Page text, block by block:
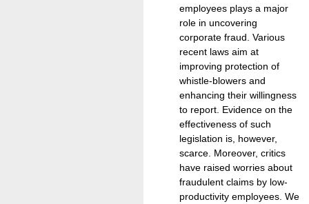
employees plays a major
role in uncovering
corporate fraud. Various
recent laws aim at
improving protection of
whistle-blowers and
enhancing their willingness
to report. Evidence on the
effectiveness of such
legislation is, however,
scarce. Moreover, critics
have raised worries about
fraudulent claims by low-
productivity employees. We